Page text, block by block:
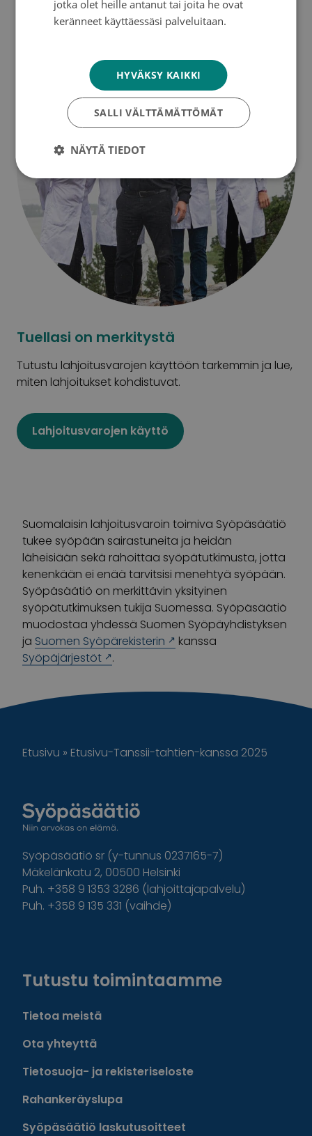
Tuellasi on merkitystä
Tutustu lahjoitusvarojen käyttöön tarkemmin ja lue,
miten lahjoitukset kohdistuvat.
Lahjoitusvarojen käyttö
Suomalaisin lahjoitusvaroin toimiva Syöpäsäätiö
tukee syöpään sairastuneita ja heidän
läheisiään sekä rahoittaa syöpätutkimusta, jotta
kenenkään ei enää tarvitsisi menehtyä syöpään.
Syöpäsäätiö on merkittävin yksityinen
syöpätutkimuksen tukija Suomessa. Syöpäsäätiö
muodostaa yhdessä Suomen Syöpäyhdistyksen
ja Suomen Syöpärekisterin
kanssa
Syöpäjärjestöt
.
Etusivu » Etusivu-Tanssii-tahtien-kanssa 2025
Syöpäsäätiö sr (y-tunnus 0237165-7)
Mäkelänkatu 2, 00500 Helsinki
Puh. +358 9 1353 3286 (lahjoittajapalvelu)
Puh. +358 9 135 331 (vaihde)
Tutustu toimintaamme
Tietoa meistä
Ota yhteyttä
Tietosuoja- ja rekisteriseloste
Rahankeräyslupa
Syöpäsäätiö laskutusoitteet
jotka olet heille antanut tai joita he ovat
keränneet käyttäessäsi palveluitaan.
HYVÄKSY KAIKKI
SALLI VÄLTTÄMÄTTÖMÄT
NÄYTÄ TIEDOT